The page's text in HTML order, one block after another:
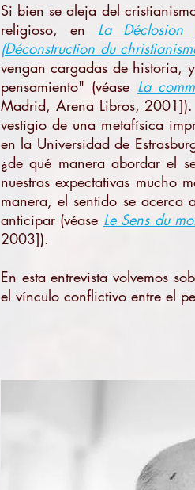
Si bien se aleja del
religioso, en La Déclosion
(Déconstruction du
vengan cargadas de historia,
pensamiento" (véase La
Madrid, Arena Libros,
vestigio de una metafísica
en la Universidad de
¿de qué manera abordar el
nuestras expectativas mucho
manera, el sentido se acerca
anticipar (véase Le Sens du
2003]).
En esta entrevista volvemos
el vínculo conflictivo entre el